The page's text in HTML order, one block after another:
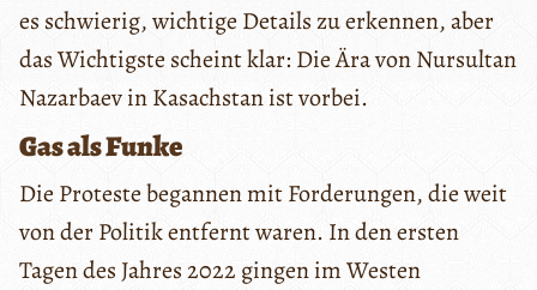
es schwierig, wichtige Details zu erkennen, aber
das Wichtigste scheint klar: Die Ära von Nursultan
Nazarbaev in Kasachstan ist vorbei.
Gas als Funke
Die Proteste begannen mit Forderungen, die weit
von der Politik entfernt waren. In den ersten
Tagen des Jahres 2022 gingen im Westen